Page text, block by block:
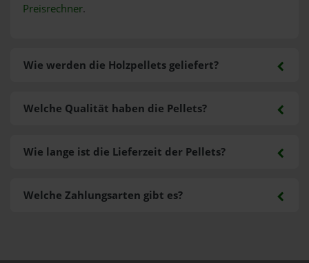
Preisrechner.
Wie werden die Holzpellets geliefert?
Welche Zahlungsarten gibt es?
Welche Qualität haben die Pellets?
Wie lange ist die Lieferzeit der Pellets?